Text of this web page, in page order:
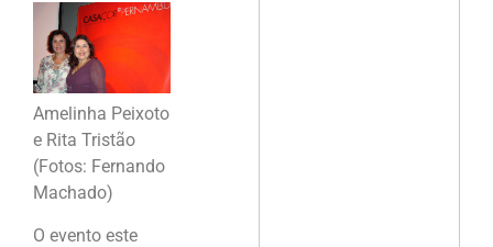
Amelinha Peixoto
e Rita Tristão
(Fotos: Fernando
Machado)
O evento este